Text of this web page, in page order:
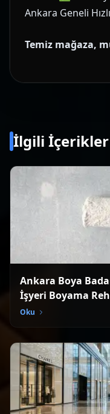
Ankara Geneli
Temiz mağaza,
İlgili İçerikler
Ankara Boya
İşyeri Boyama
Oku